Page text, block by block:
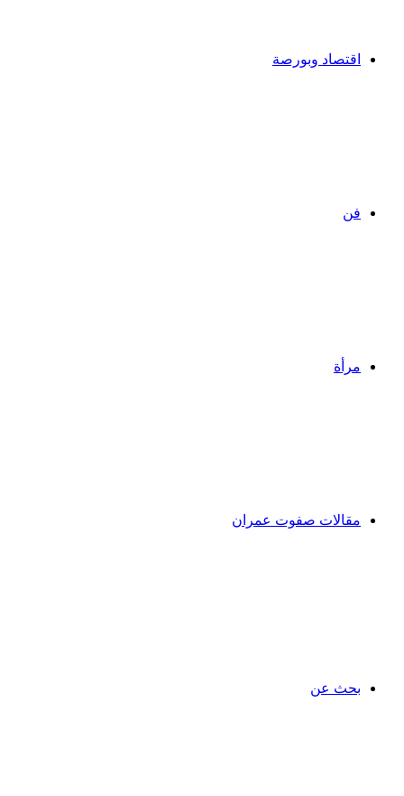
اقتصاد وبورصة
فن
مرأة
مقالات صفوت عمران
بحث عن